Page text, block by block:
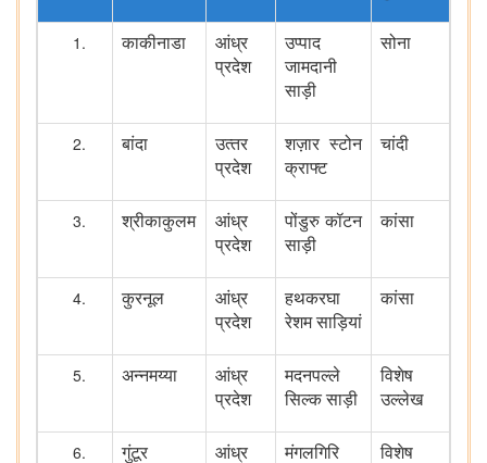
काकीनाडा
आंध्र
प्रदेश
उप्पाद
जामदानी
साड़ी
सोना
बांदा
उत्‍तर
प्रदेश
शज़ार स्टोन
क्राफ्ट
चांदी
श्रीकाकुलम
आंध्र
प्रदेश
पोंडुरु कॉटन
साड़ी
कांसा
कुरनूल
आंध्र
प्रदेश
हथकरघा
रेशम साड़ियां
कांसा
अन्नमय्या
आंध्र
प्रदेश
मदनपल्ले
सिल्क साड़ी
विशेष
उल्लेख
गुंटूर
आंध्र
मंगलगिरि
विशेष